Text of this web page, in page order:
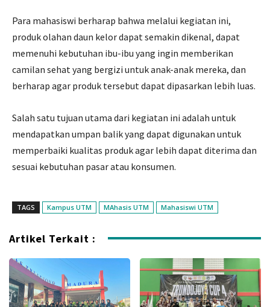
Para mahasiswi berharap bahwa melalui kegiatan ini,
produk olahan daun kelor dapat semakin dikenal, dapat
memenuhi kebutuhan ibu-ibu yang ingin memberikan
camilan sehat yang bergizi untuk anak-anak mereka, dan
berharap agar produk tersebut dapat dipasarkan lebih luas.
Salah satu tujuan utama dari kegiatan ini adalah untuk
mendapatkan umpan balik yang dapat digunakan untuk
memperbaiki kualitas produk agar lebih dapat diterima dan
sesuai kebutuhan pasar atau konsumen.
TAGS Kampus UTM MAhasis UTM Mahasiswi UTM
Artikel Terkait :